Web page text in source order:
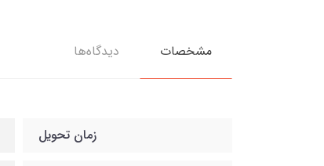
مشخصات دیدگاه‌ها
زمان تحویل